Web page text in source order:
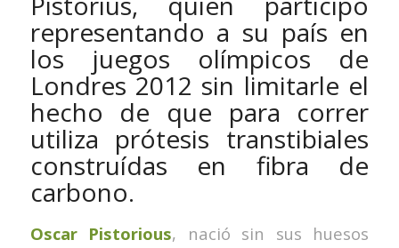
representando a su país en
los juegos olímpicos de
Londres 2012 sin limitarle el
hecho de que para correr
utiliza prótesis transtibiales
construídas en fibra de
carbono.
Oscar Pistorious, nació sin sus huesos